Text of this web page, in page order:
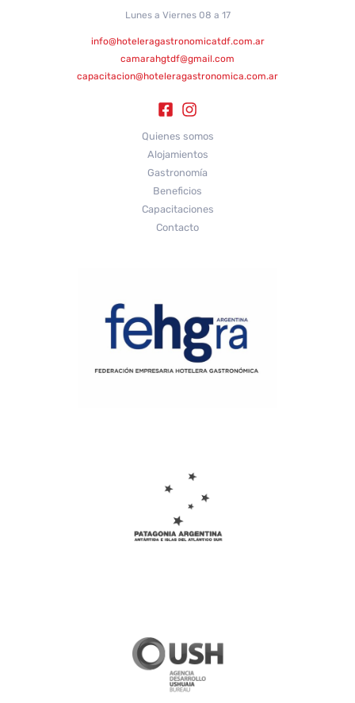
Lunes a Viernes 08 a 17
info@hoteleragastronomicatdf.com.ar
camarahgtdf@gmail.com
capacitacion@hoteleragastronomica.com.ar
Quienes somos
Alojamientos
Gastronomía
Beneficios
Capacitaciones
Contacto